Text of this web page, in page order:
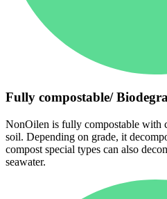
Fully compostable/
NonOilen is fully compostable with
soil. Depending on grade, it
compost special types can also
seawater.